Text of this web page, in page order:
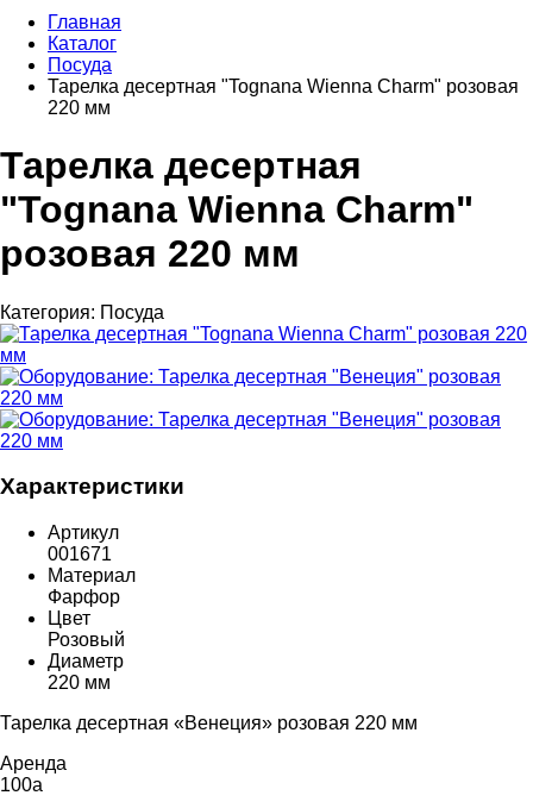
Главная
Каталог
Посуда
Тарелка десертная "Tognana Wienna Charm" розовая
220 мм
Тарелка десертная
"Tognana Wienna Charm"
розовая 220 мм
Категория: Посуда
Характеристики
Артикул
001671
Материал
Фарфор
Цвет
Розовый
Диаметр
220 мм
Тарелка десертная «Венеция» розовая 220 мм
Аренда
100a